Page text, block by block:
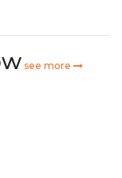
see more